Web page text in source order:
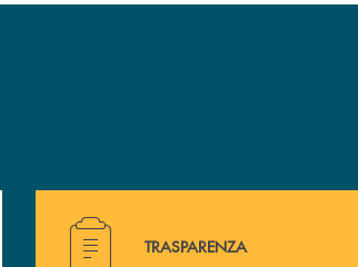
! Hai bisogno di alcuni documenti
TRASPARENZA